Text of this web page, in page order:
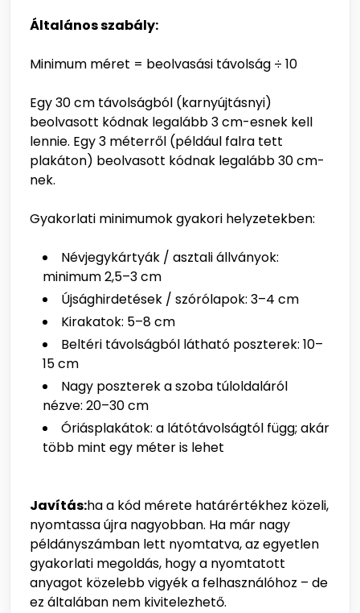
Általános szabály:
Minimum méret = beolvasási távolság ÷ 10
Egy 30 cm távolságból (karnyújtásnyi)
beolvasott kódnak legalább 3 cm-esnek kell
lennie. Egy 3 méterről (például falra tett
plakáton) beolvasott kódnak legalább 30 cm-
nek.
Gyakorlati minimumok gyakori helyzetekben:
Névjegykártyák / asztali állványok:
minimum 2,5–3 cm
Újsághirdetések / szórólapok: 3–4 cm
Kirakatok: 5–8 cm
Beltéri távolságból látható poszterek: 10–
15 cm
Nagy poszterek a szoba túloldaláról
nézve: 20–30 cm
Óriásplakátok: a látótávolságtól függ; akár
több mint egy méter is lehet
Javítás:ha a kód mérete határértékhez közeli,
nyomtassa újra nagyobban. Ha már nagy
példányszámban lett nyomtatva, az egyetlen
gyakorlati megoldás, hogy a nyomtatott
anyagot közelebb vigyék a felhasználóhoz – de
ez általában nem kivitelezhető.